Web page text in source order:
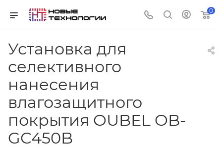
0
Установка для
селективного
нанесения
влагозащитного
покрытия OUBEL OB-
GC450B